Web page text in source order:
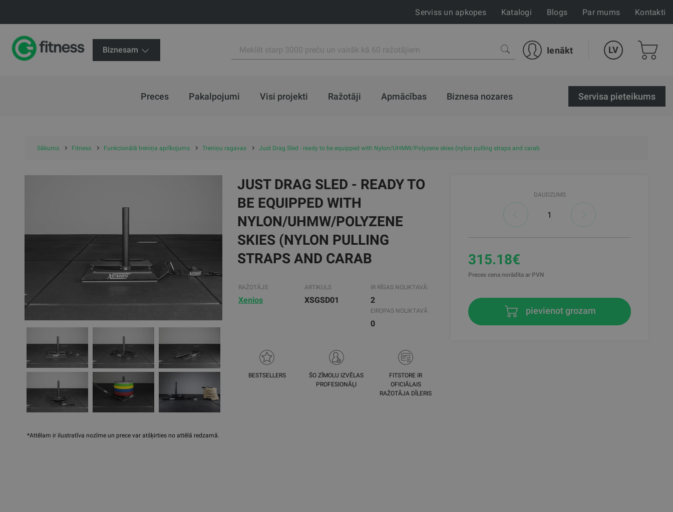
Serviss un apkopes Katalogi Blogs Par mums Kontakti
Biznesam Ienākt LV
Preces Pakalpojumi Visi projekti Ražotāji Apmācības Biznesa nozares Servisa pieteikums
Sākums Fitness Funkcionālā treniņa aprīkojums Treniņu ragavas Just Drag Sled - ready to be equipped with Nylon/UHMW/Polyzene skies (nylon pulling straps and carab
*Attēlam ir ilustratīva nozīme un prece var atšķirties no attēlā redzamā.
JUST DRAG SLED - READY TO
BE EQUIPPED WITH
NYLON/UHMW/POLYZENE
SKIES (NYLON PULLING
STRAPS AND CARAB
RAŽOTĀJS
Xenios
ARTIKULS
XSGSD01
IR RĪGAS NOLIKTAVĀ:
2
EIROPAS NOLIKTAVĀ
0
BESTSELLERS
ŠO ZĪMOLU IZVĒLAS
PROFESIONĀĻI
FITSTORE IR
OFICIĀLAIS
RAŽOTĀJA DĪLERIS
DAUDZUMS
315.18€
Preces cena norādīta ar PVN
pievienot grozam